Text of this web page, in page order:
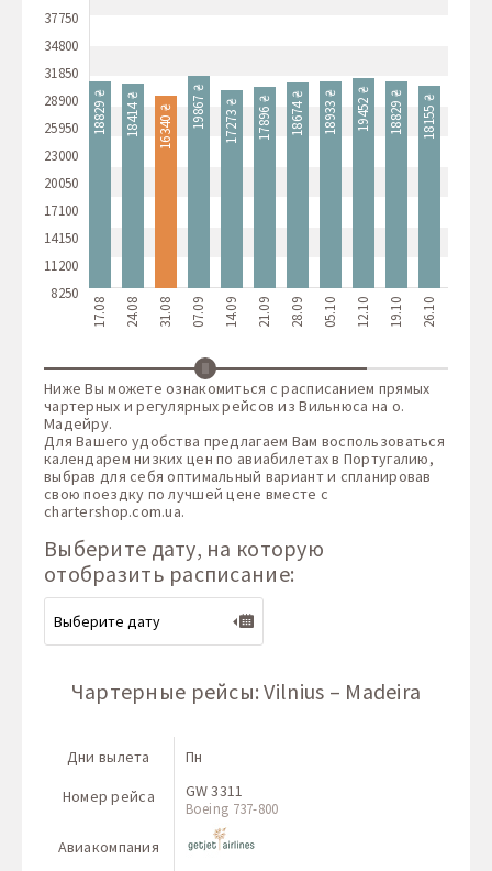
37750
34800
31850
28900
25950
23000
20050
17100
14150
11200
8250
18829 ₴
17.08
18414 ₴
24.08
16340 ₴
31.08
19867 ₴
07.09
17273 ₴
14.09
17896 ₴
21.09
18674 ₴
28.09
18933 ₴
05.10
19452 ₴
12.10
18829 ₴
19.10
18155 ₴
26.10
Ниже Вы можете ознакомиться с расписанием прямых
чартерных и регулярных рейсов из Вильнюса на о.
Мадейру.
Для Вашего удобства предлагаем Вам воспользоваться
календарем низких цен по авиабилетах в Португалию,
выбрав для себя оптимальный вариант и спланировав
свою поездку по лучшей цене вместе с
chartershop.com.ua.
Выберите дату, на которую
отобразить расписание:
Чартерные рейсы: Vilnius – Madeira
Дни вылета
Номер рейса
Авиакомпания
Пн
GW 3311
Boeing 737-800